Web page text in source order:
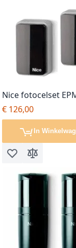
Nice fotocelset
€ 126,00
In
Voeg toe aan
Toevoegen